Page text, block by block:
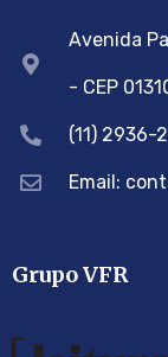
Avenida
- CEP
(11) 2936-
Email:
Grupo VFR